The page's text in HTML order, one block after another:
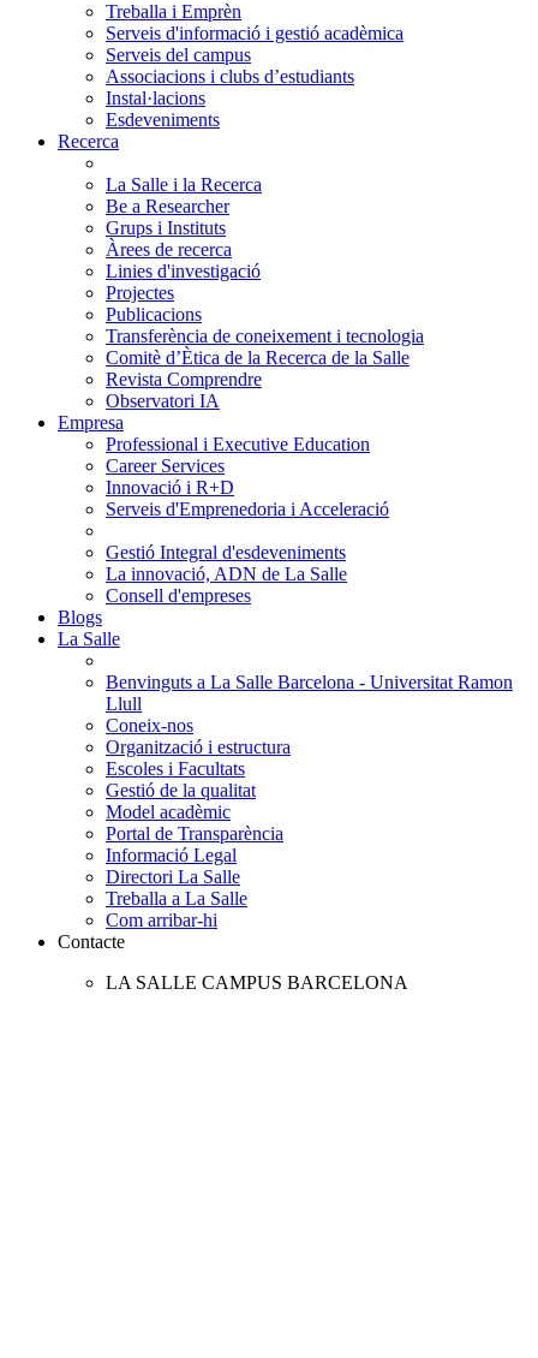
Treballa i Emprèn
Serveis d'informació i gestió acadèmica
Serveis del campus
Associacions i clubs d’estudiants
Instal·lacions
Esdeveniments
Recerca
La Salle i la Recerca
Be a Researcher
Grups i Instituts
Àrees de recerca
Linies d'investigació
Projectes
Publicacions
Transferència de coneixement i tecnologia
Comitè d’Ètica de la Recerca de la Salle
Revista Comprendre
Observatori IA
Empresa
Professional i Executive Education
Career Services
Innovació i R+D
Serveis d'Emprenedoria i Acceleració
Gestió Integral d'esdeveniments
La innovació, ADN de La Salle
Consell d'empreses
Blogs
La Salle
Benvinguts a La Salle Barcelona - Universitat Ramon
Llull
Coneix-nos
Organització i estructura
Escoles i Facultats
Gestió de la qualitat
Model acadèmic
Portal de Transparència
Informació Legal
Directori La Salle
Treballa a La Salle
Com arribar-hi
Contacte
LA SALLE CAMPUS BARCELONA